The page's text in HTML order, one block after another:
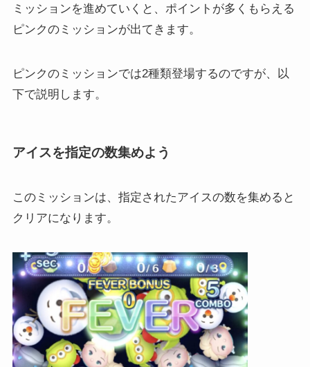
ミッションを進めていくと、ポイントが多くもらえる
ピンクのミッションが出てきます。
ピンクのミッションでは2種類登場するのですが、以
下で説明します。
アイスを指定の数集めよう
このミッションは、指定されたアイスの数を集めると
クリアになります。